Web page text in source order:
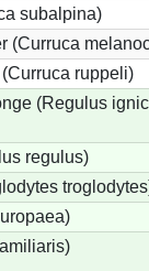
subalpina)
(Curruca
ruppeli)
(Regulus
regulus)